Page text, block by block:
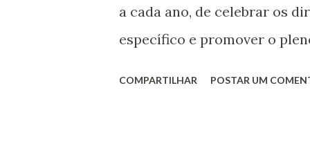
a cada ano, de celebrar os
específico e promover o
COMPARTILHAR POSTAR UM